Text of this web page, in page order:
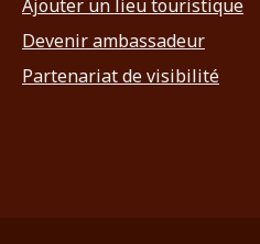
Ajouter un lieu touristique
Devenir ambassadeur
Partenariat de visibilité